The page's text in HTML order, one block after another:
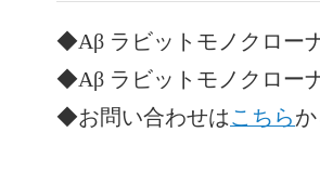
◆Aβ ラビットモノクロー
◆Aβ ラビットモノクロー
◆お問い合わせはこちらか